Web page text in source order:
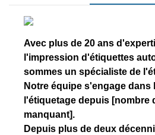
Avec plus de 20 ans
l'impression d'étiquettes
sommes un spécialiste de
Notre équipe s'engage dans
l'étiquetage depuis [nombre
manquant].
Depuis plus de deux